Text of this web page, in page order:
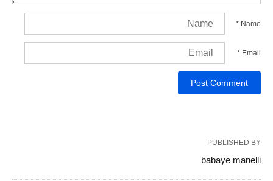
Name
*
Email
*
PUBLISHED BY
babaye manelli